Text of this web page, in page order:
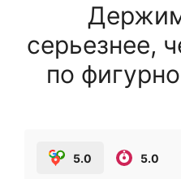
серьезнее,
по
5.0 5.0